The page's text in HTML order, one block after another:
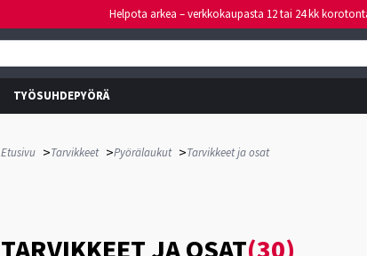
Helpota arkea – verkkokaupasta 12 tai 24 kk
TYÖSUHDEPYÖRÄ
Etusivu >Tarvikkeet >Pyörälaukut >Tarvikkeet ja osat